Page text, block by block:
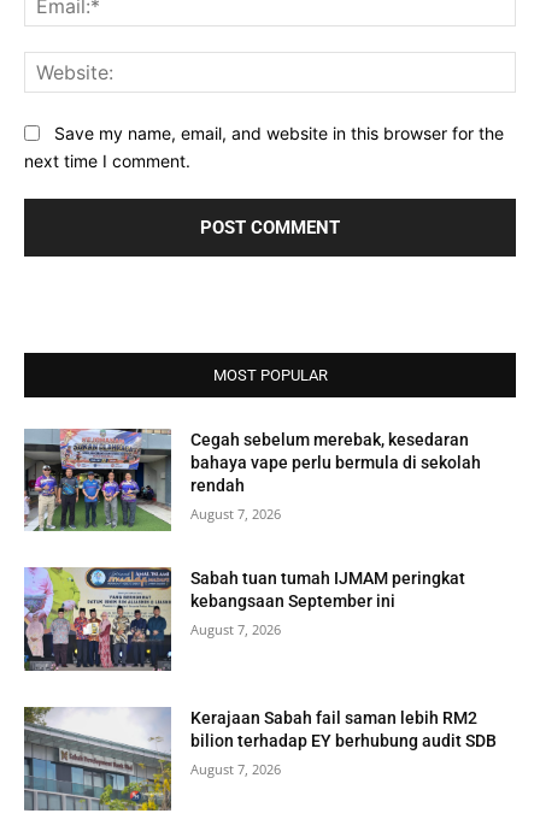
Save my name, email, and website in this browser for the
next time I comment.
MOST POPULAR
Cegah sebelum merebak, kesedaran
bahaya vape perlu bermula di sekolah
rendah
August 7, 2026
Sabah tuan tumah IJMAM peringkat
kebangsaan September ini
August 7, 2026
Kerajaan Sabah fail saman lebih RM2
bilion terhadap EY berhubung audit SDB
August 7, 2026